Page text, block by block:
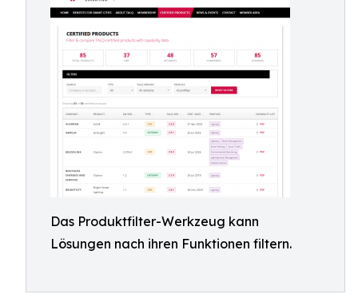
Das Produktfilter-Werkzeug kann
Lösungen nach ihren Funktionen filtern.